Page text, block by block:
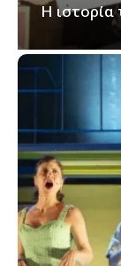
Η ιστορία